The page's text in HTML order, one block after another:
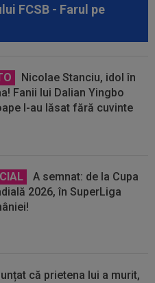
FCSB - Farul pe
Nicolae Stanciu, idol în
Fanii lui Dalian Yingbo
l-au lăsat fără cuvinte
A semnat: de la Cupa
2026, în SuperLiga
că prietena lui a murit,